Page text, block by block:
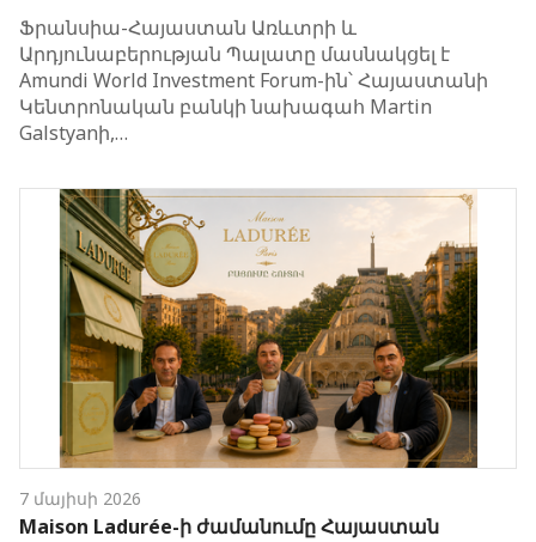
Ֆրանսիա-Հայաստան Առևտրի և
Արդյունաբերության Պալատը մասնակցել է
Amundi World Investment Forum-ին՝ Հայաստանի
Կենտրոնական բանկի նախագահ Martin
Galstyanի,…
7 մայիսի 2026
Maison Ladurée-ի ժամանումը Հայաստան